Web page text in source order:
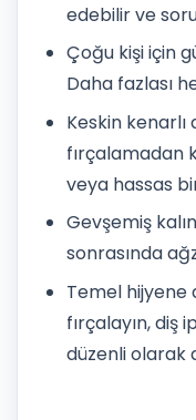
edebilir ve
Çoğu kişi için
Daha fazlası
Keskin
fırçalamadan
veya hassas
Gevşemiş
sonrasında
Temel hijyene
fırçalayın, diş
düzenli olarak